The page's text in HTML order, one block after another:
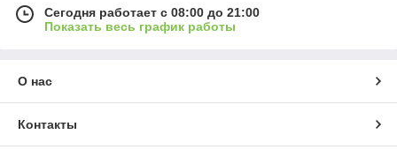
Сегодня работает с 08:00 до 21:00
Показать весь график работы
О нас
Контакты